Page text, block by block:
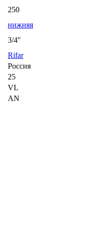
250
нижняя
3/4"
Rifar
Россия
25
VL
AN